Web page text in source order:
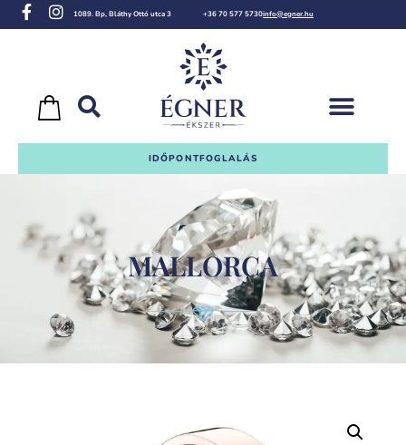
1089. Bp, Bláthy Ottó utca 3 +36 70 577 5730info@egner.hu
IDŐPONTFOGLALÁS
MALLORCA